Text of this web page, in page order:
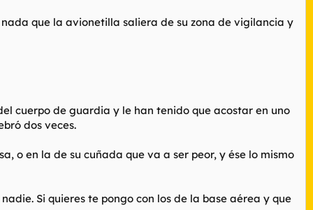
que la avionetilla saliera de su zona de vigilancia y
cuerpo de guardia y le han tenido que acostar en uno
dos veces.
o en la de su cuñada que va a ser peor, y ése lo mismo
Si quieres te pongo con los de la base aérea y que